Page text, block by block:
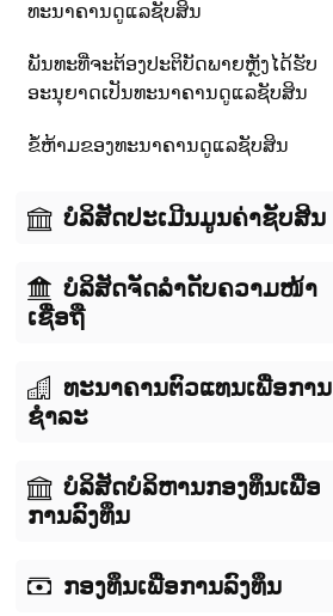
ທະນາຄານດູແລຊັບສິນ
ພັນທະທີ່ຈະຕ້ອງປະຕິບັດພາຍຫຼັງໄດ້ຮັບ
ອະນຸຍາດເປັນທະນາຄານດູແລຊັບສິນ
ຂໍ້ຫ້າມຂອງທະນາຄານດູແລຊັບສິນ
ບໍລິສັດປະເມີນມູນຄ່າຊັບສິນ
ບໍລິສັດຈັດລໍາດັບຄວາມໜ້າ
ເຊື່ອຖື
ທະນາຄານຕົວແທນເພື່ອການ
ຊໍາລະ
ບໍລິສັດບໍລິຫານກອງທຶນເພື່ອ
ການລົງທຶນ
ກອງທຶນເພື່ອການລົງທຶນ